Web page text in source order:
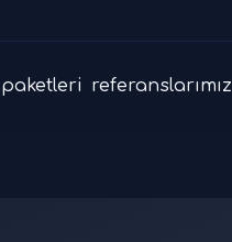
referanslarımız